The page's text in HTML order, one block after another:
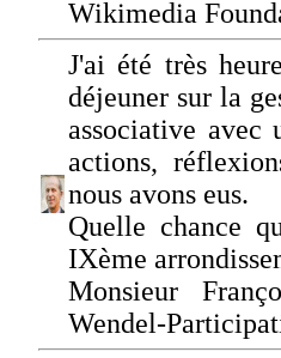
Wikimedia
J'ai été très
déjeuner sur la
associative avec
actions,
nous avons eus.
Quelle chance
IXème
Monsieur
Wendel-